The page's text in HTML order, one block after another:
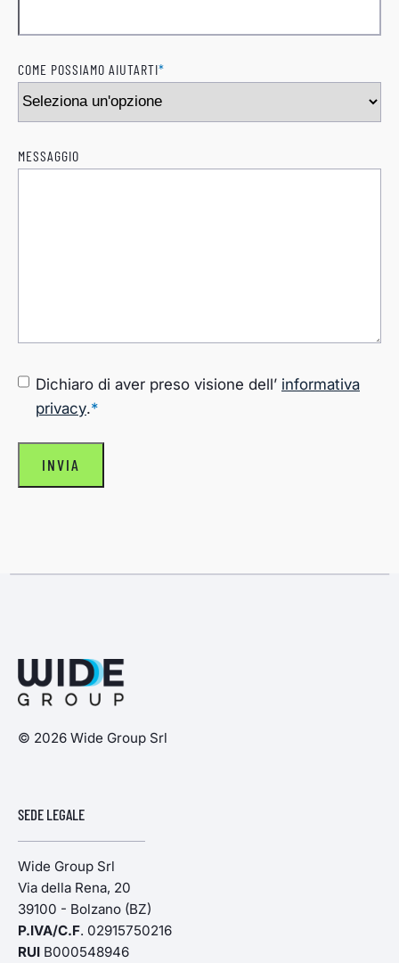
COME POSSIAMO AIUTARTI*
MESSAGGIO
CONSENSO*
Dichiaro di aver preso visione dell’ informativa
privacy.*
INVIA
© 2026 Wide Group Srl
SEDE LEGALE
Wide Group Srl
Via della Rena, 20
39100 - Bolzano (BZ)
P.IVA/C.F. 02915750216
RUI B000548946